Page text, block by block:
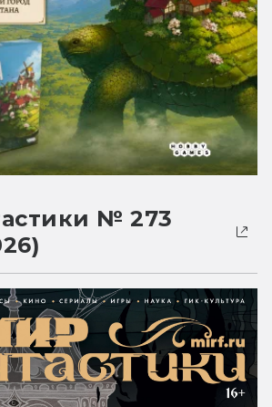
№ 273